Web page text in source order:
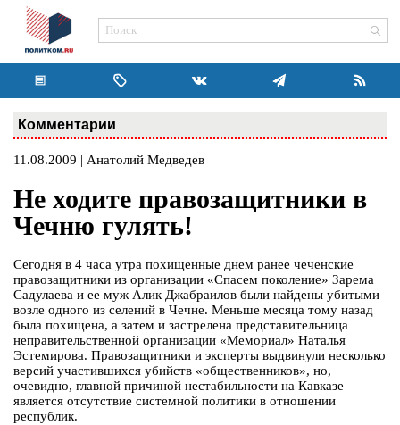
Комментарии
11.08.2009 | Анатолий Медведев
Не ходите правозащитники в
Чечню гулять!
Сегодня в 4 часа утра похищенные днем ранее чеченские
правозащитники из организации «Спасем поколение» Зарема
Садулаева и ее муж Алик Джабраилов были найдены убитыми
возле одного из селений в Чечне. Меньше месяца тому назад
была похищена, а затем и застрелена представительница
неправительственной организации «Мемориал» Наталья
Эстемирова. Правозащитники и эксперты выдвинули несколько
версий участившихся убийств «общественников», но,
очевидно, главной причиной нестабильности на Кавказе
является отсутствие системной политики в отношении
республик.